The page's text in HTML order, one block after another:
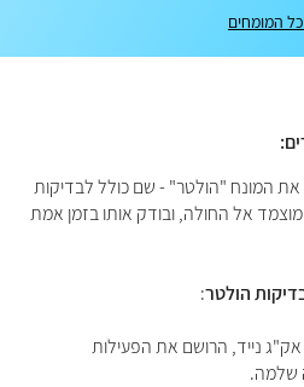
המומחים
המונח "הולטר" - שם כולל לבדיקות
אל החולה, ובודק אותו בזמן אמת
הולטר:
נייד, הרושם את הפעילות
שלמה.